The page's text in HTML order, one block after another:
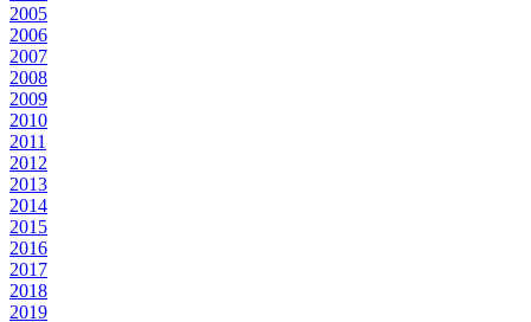
2005
2006
2007
2008
2009
2010
2011
2012
2013
2014
2015
2016
2017
2018
2019